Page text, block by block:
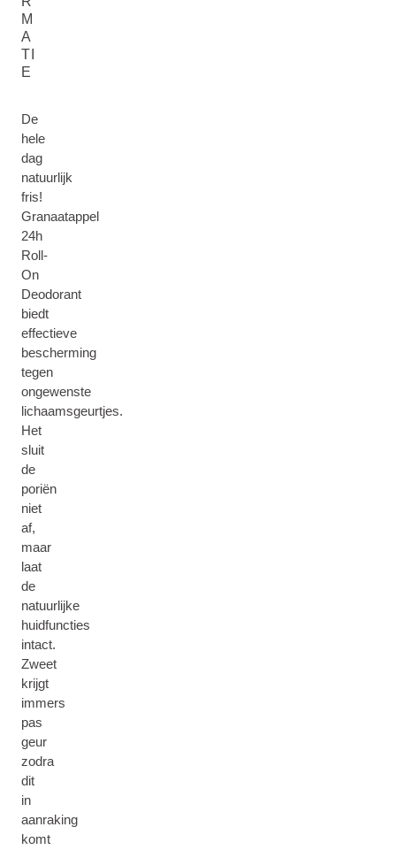
M
A
TI
E
De
hele
dag
natuurlijk
fris!
Granaatappel
24h
Roll-
On
Deodorant
biedt
effectieve
bescherming
tegen
ongewenste
lichaamsgeurtjes.
Het
sluit
de
poriën
niet
af,
maar
laat
de
natuurlijke
huidfuncties
intact.
Zweet
krijgt
immers
pas
geur
zodra
dit
in
aanraking
komt